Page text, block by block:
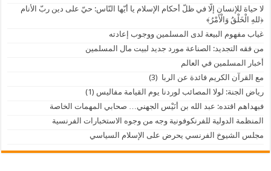
لا حياة للإنسان إلّا في ظلّ أحكام الإسلام يا أيّها النّاس: حيّ على دين ربّ الأنام
﴿للهِ الْخَلْقُ وَالْأَمْرُ﴾
غياب مفهوم البيعة لدى المسلمين ووجوب إعادته
من فقه التجديد: الصناعة مورد جديد لبيت مال المسلمين
أخبار المسلمين في العالم
مع القرآن الكريم فائدة عن الربا (3)
رياض الجنة: لولا المصائب لوردنا يوم القيامة مفاليس (1)
فبهداهم اقتده: عبد الله بن أُنَيْس الجهني… صحابي المهمات الخاصة
المنظمة الدولية للفرنكوفونية وجه من وجوه الاستخبارات الفرنسية
مجلس الشيوخ الفرنسي يحرض على الإسلام السياسي